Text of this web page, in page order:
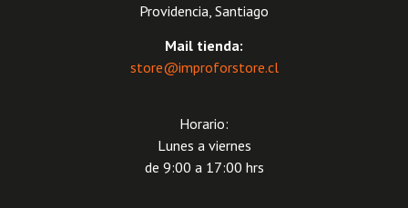
Providencia, Santiago
Mail tienda:
store@improforstore.cl
Horario:
Lunes a viernes
de 9:00 a 17:00 hrs